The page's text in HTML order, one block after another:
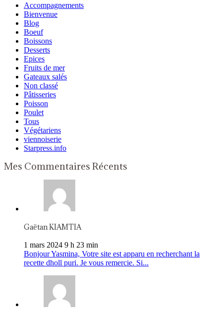
Accompagnements
Bienvenue
Blog
Boeuf
Boissons
Desserts
Epices
Fruits de mer
Gateaux salés
Non classé
Pâtisseries
Poisson
Poulet
Tous
Végétariens
viennoiserie
Starpress.info
Mes Commentaires Récents
Gaëtan KIAMTIA
1 mars 2024 9 h 23 min
Bonjour Yasmina, Votre site est apparu en recherchant la
recette dholl puri. Je vous remercie. Si...